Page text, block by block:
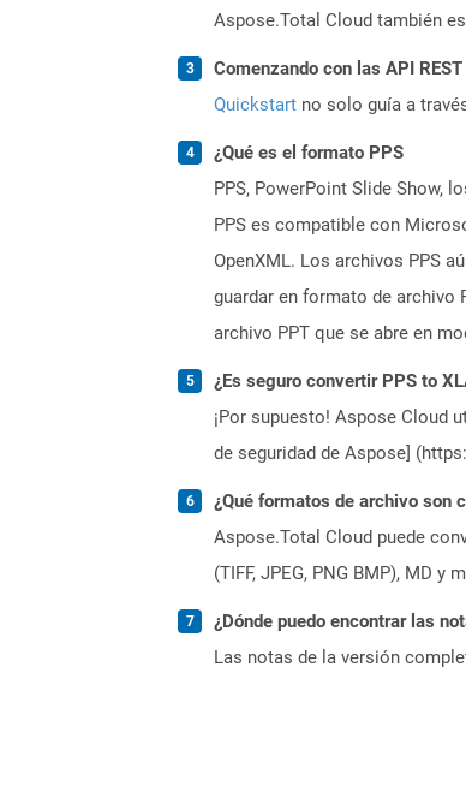
Aspose.Total Cloud también
Comenzando con las API
Quickstart no solo guía a
¿Qué es el formato PPS
PPS, PowerPoint Slide Show,
PPS es compatible con
OpenXML. Los archivos PPS
guardar en formato de archivo
archivo PPT que se abre en
¿Es seguro convertir PPS to
¡Por supuesto! Aspose Cloud
de seguridad de Aspose]
¿Qué formatos de archivo son
Aspose.Total Cloud puede
(TIFF, JPEG, PNG BMP), MD
¿Dónde puedo encontrar las
Las notas de la versión